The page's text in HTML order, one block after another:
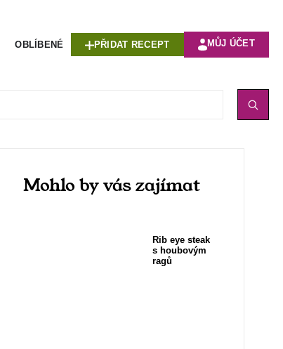
OBLÍBENÉ PŘIDAT RECEPT MŮJ ÚČET
Mohlo by vás zajímat
Rib eye steak
s houbovým
ragů